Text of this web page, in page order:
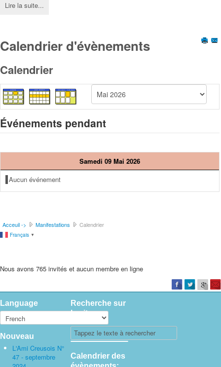
Lire la suite...
Calendrier d'évènements
Calendrier
Événements pendant
Samedi 09 Mai 2026
Aucun événement
Acceuil -> Manifestations Calendrier
Français ▼
Nous avons 765 invités et aucun membre en ligne
Language
Nouveau
L'Ami Creusois N°
47 - septembre
Recherche sur
le site
Calendrier des